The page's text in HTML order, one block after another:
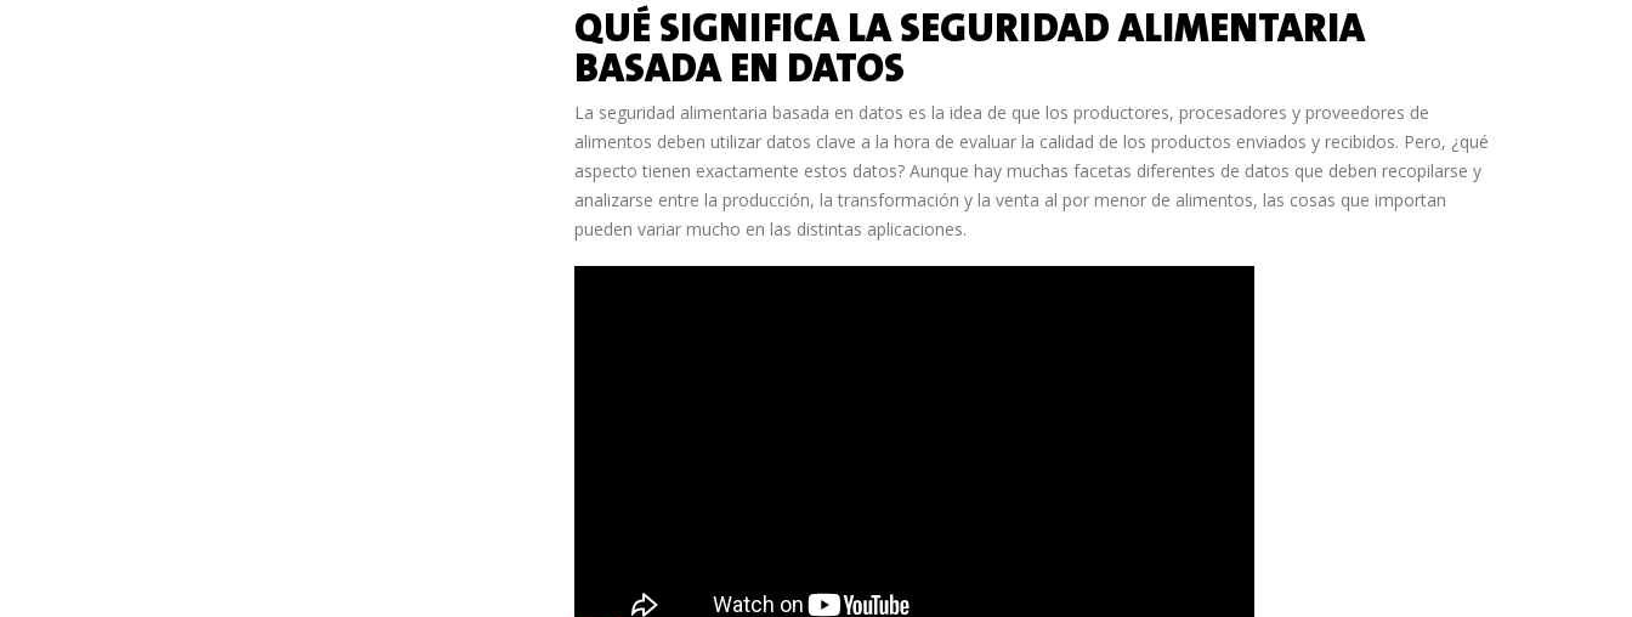
QUÉ SIGNIFICA LA SEGURIDAD ALIMENTARIA
BASADA EN DATOS
La seguridad alimentaria basada en datos es la idea de que los productores, procesadores y proveedores de
alimentos deben utilizar datos clave a la hora de evaluar la calidad de los productos enviados y recibidos. Pero, ¿qué
aspecto tienen exactamente estos datos? Aunque hay muchas facetas diferentes de datos que deben recopilarse y
analizarse entre la producción, la transformación y la venta al por menor de alimentos, las cosas que importan
pueden variar mucho en las distintas aplicaciones.